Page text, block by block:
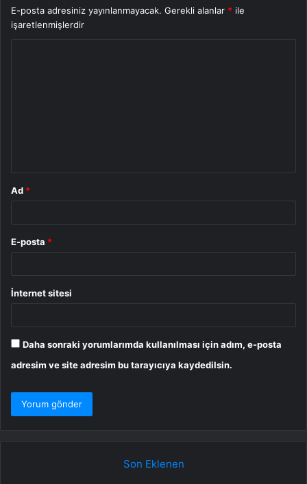
E-posta adresiniz yayınlanmayacak. Gerekli alanlar * ile
işaretlenmişlerdir
Ad *
E-posta *
İnternet sitesi
Daha sonraki yorumlarımda kullanılması için adım, e-posta
adresim ve site adresim bu tarayıcıya kaydedilsin.
Son Eklenen